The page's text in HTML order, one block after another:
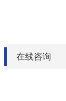
在线咨询